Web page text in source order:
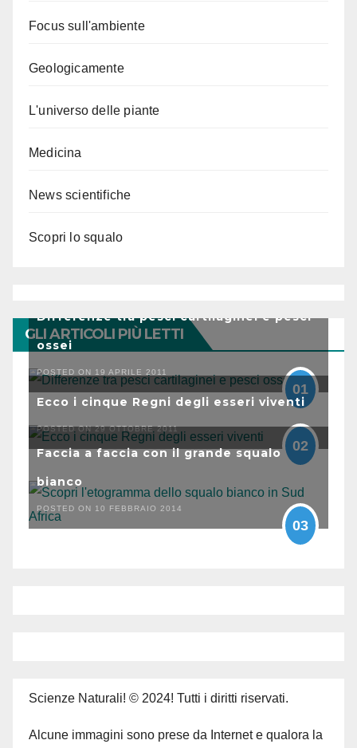
Focus sull'ambiente
Geologicamente
L'universo delle piante
Medicina
News scientifiche
Scopri lo squalo
GLI ARTICOLI PIÙ LETTI
Differenze tra pesci cartilaginei e pesci
ossei
POSTED ON 19 APRILE 2011
01
Ecco i cinque Regni degli esseri viventi
POSTED ON 29 OTTOBRE 2011
02
Faccia a faccia con il grande squalo
bianco
POSTED ON 10 FEBBRAIO 2014
03
Scienze Naturali! © 2024! Tutti i diritti riservati.
Alcune immagini sono prese da Internet e qualora la